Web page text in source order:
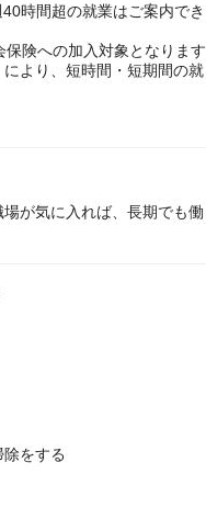
時間超の就業はご案内でき
険への加入対象となります
より、短時間・短期間の就
気に入れば、長期でも働
をする